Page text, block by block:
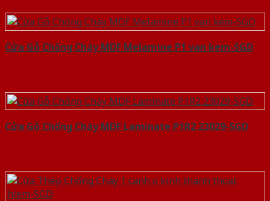
Cửa Gỗ Chống Cháy MDF Melamine P1 van kem-SGD
Cửa Gỗ Chống Cháy MDF Laminate P1R2 23029-SGD